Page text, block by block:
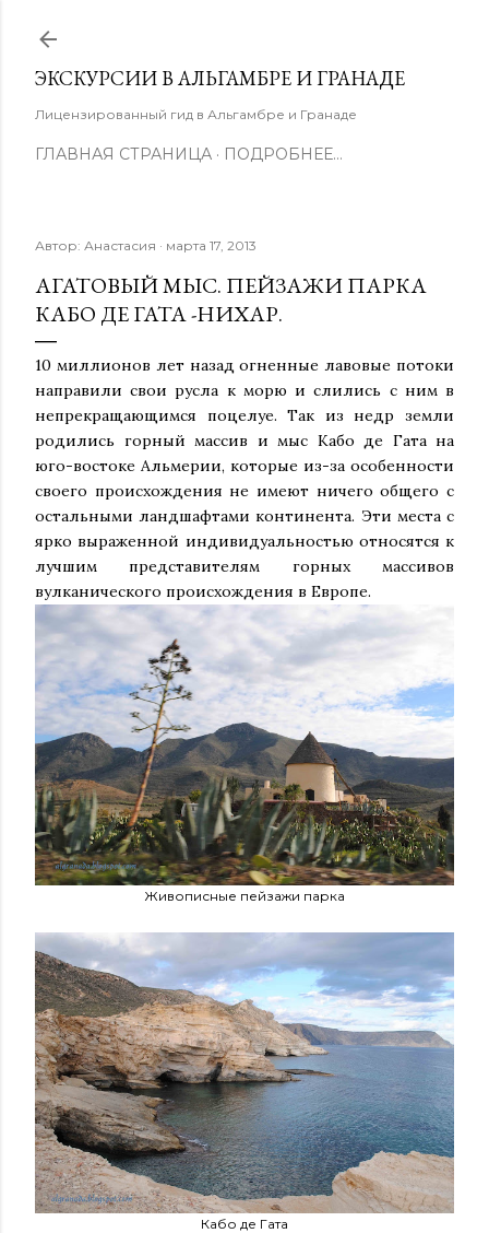
ЭКСКУРСИИ В АЛЬГАМБРЕ И ГРАНАДЕ
Лицензированный гид в Альгамбре и Гранаде
ГЛАВНАЯ СТРАНИЦА ПОДРОБНЕЕ…
Автор: Анастасия марта 17, 2013
АГАТОВЫЙ МЫС. ПЕЙЗАЖИ ПАРКА
КАБО ДЕ ГАТА -НИХАР.
10 миллионов лет назад огненные лавовые потоки
направили свои русла к морю и слились с ним в
непрекращающимся поцелуе. Так из недр земли
родились горный массив и мыс Кабо де Гата на
юго-востоке Альмерии, которые из-за особенности
своего происхождения не имеют ничего общего с
остальными ландшафтами континента. Эти места с
ярко выраженной индивидуальностью относятся к
лучшим представителям горных массивов
вулканического происхождения в Европе.
Живописные пейзажи парка
Кабо де Гата